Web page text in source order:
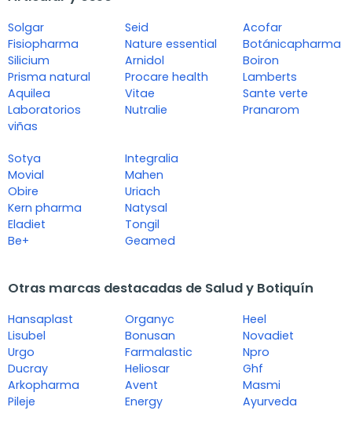
Solgar
Fisiopharma
Silicium
Prisma natural
Aquilea
Laboratorios
viñas
Seid
Nature essential
Arnidol
Procare health
Vitae
Nutralie
Acofar
Botánicapharma
Boiron
Lamberts
Sante verte
Pranarom
Sotya
Movial
Obire
Kern pharma
Eladiet
Be+
Integralia
Mahen
Uriach
Natysal
Tongil
Geamed
Otras marcas destacadas de Salud y Botiquín
Hansaplast
Lisubel
Urgo
Ducray
Arkopharma
Pileje
Organyc
Bonusan
Farmalastic
Heliosar
Avent
Energy
Heel
Novadiet
Npro
Ghf
Masmi
Ayurveda